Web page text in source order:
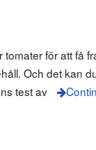
tomater för att få
Och det kan
test av